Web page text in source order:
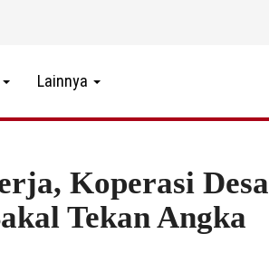
Lainnya
Koperasi Desa
Tekan Angka